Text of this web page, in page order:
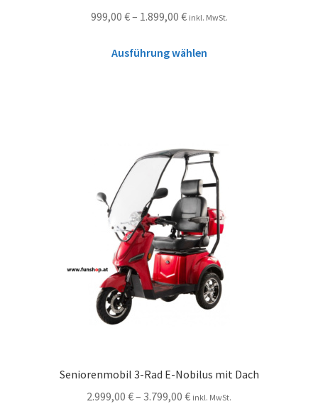
999,00 €– 1.899,00 € inkl. MwSt.
Ausführung wählen
Seniorenmobil 3-Rad E-Nobilus mit Dach
2.999,00 €– 3.799,00 € inkl. MwSt.